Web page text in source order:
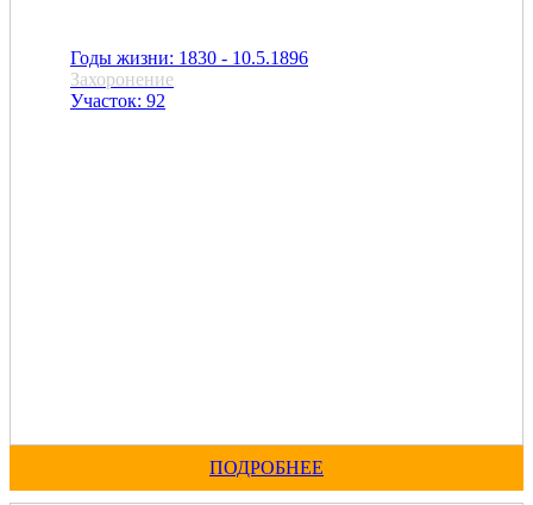
Годы жизни: 1830 - 10.5.1896
Захоронение
Участок: 92
ПОДРОБНЕЕ